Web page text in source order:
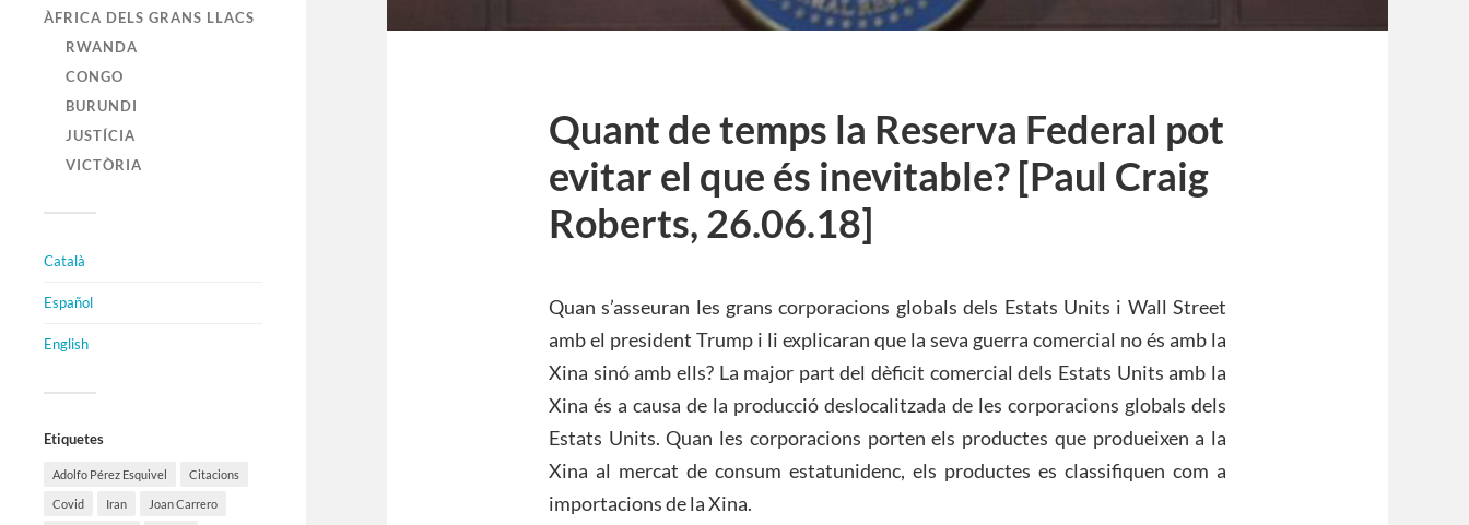
ÀFRICA DELS GRANS LLACS
RWANDA
CONGO
BURUNDI
JUSTÍCIA
VICTÒRIA
Català
Español
English
Etiquetes
Adolfo Pérez Esquivel Citacions
Covid Iran Joan Carrero
Quant de temps la Reserva Federal pot
evitar el que és inevitable? [Paul Craig
Roberts, 26.06.18]
Quan s’asseuran les grans corporacions globals dels Estats Units i Wall Street
amb el president Trump i li explicaran que la seva guerra comercial no és amb la
Xina sinó amb ells? La major part del dèficit comercial dels Estats Units amb la
Xina és a causa de la producció deslocalitzada de les corporacions globals dels
Estats Units. Quan les corporacions porten els productes que produeixen a la
Xina al mercat de consum estatunidenc, els productes es classifiquen com a
importacions de la Xina.